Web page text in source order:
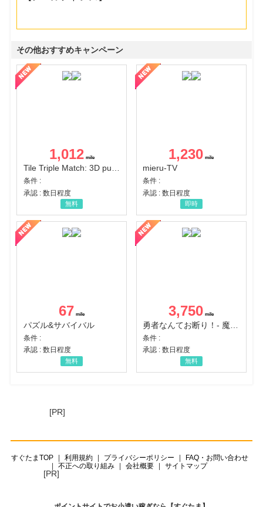
その他おすすめキャンペーン
1,012
Tile Triple Match: 3D puzzle
条件 :
承認 : 数日程度
無料
1,230
mieru-TV
条件 :
承認 : 数日程度
即時
67
パズル&サバイバル
条件 :
承認 : 数日程度
無料
3,750
条件 :
承認 : 数日程度
無料
[PR]
すぐたまTOP 利用規約 プライバシーポリシー
FAQ・お問い合わせ
不正への取り組み
会社概要 サイトマップ
[PR]